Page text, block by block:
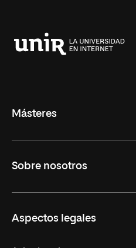
Másteres
Derecho
Empresa
MBA
Sobre nosotros
Nuestro Equipo
Aspectos legales